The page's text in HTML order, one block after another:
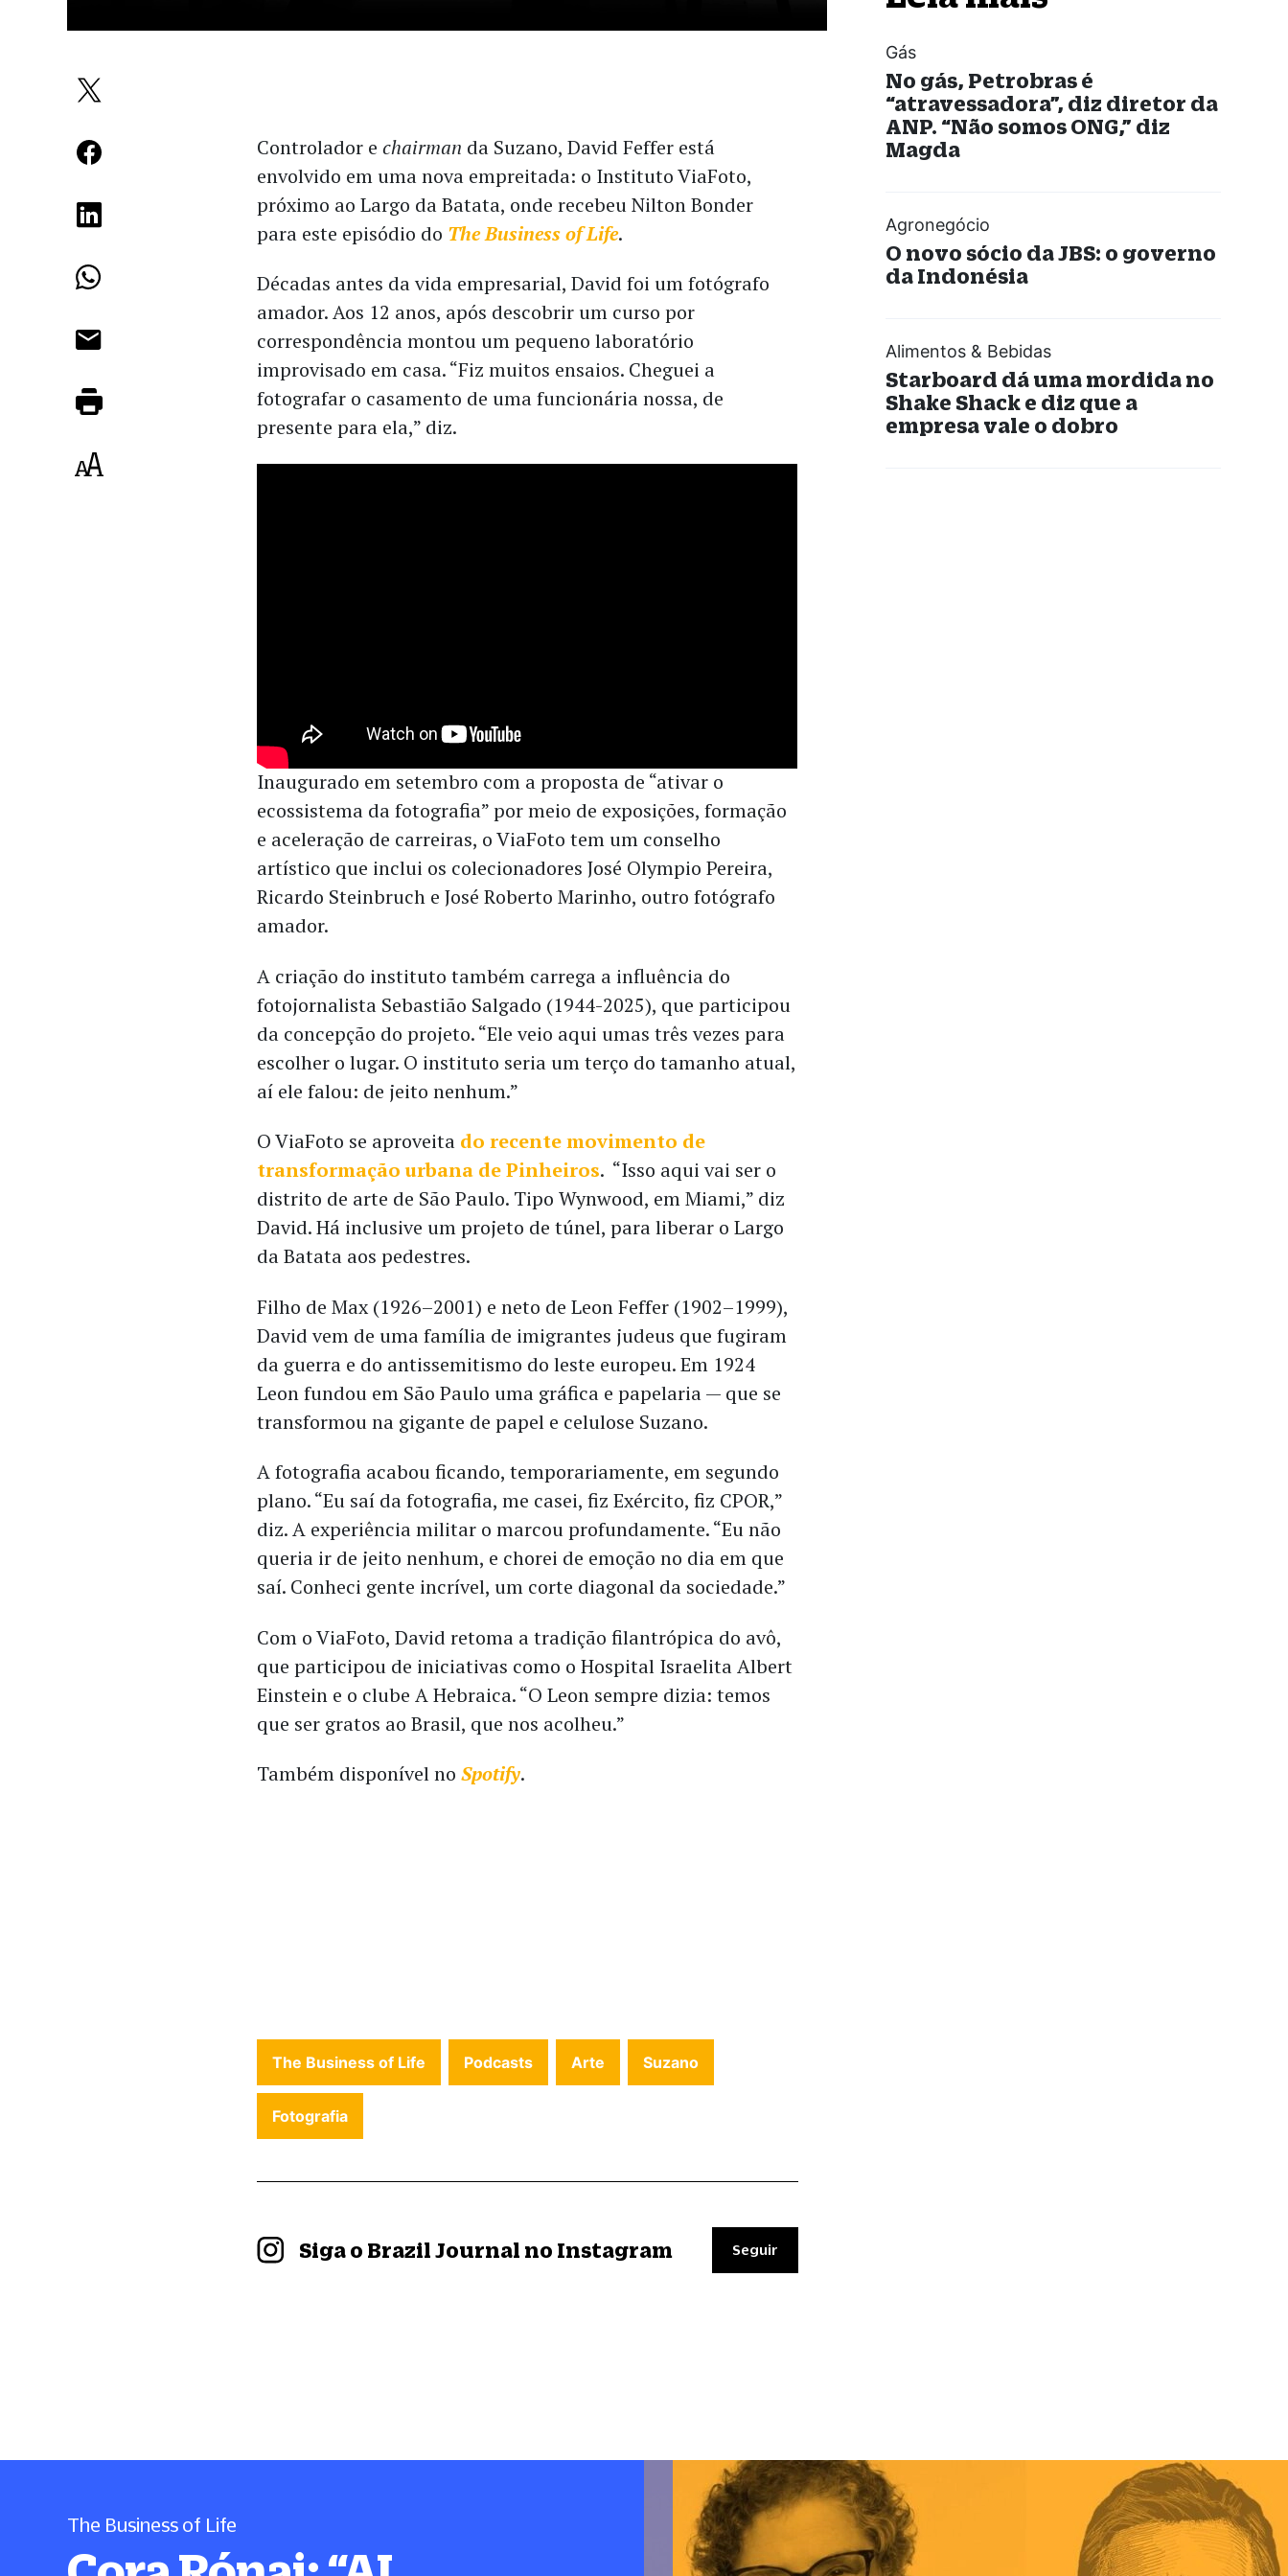
Controlador echairman da Suzano, David Feffer está
envolvido em uma nova empreitada: o Instituto ViaFoto,
próximo ao Largo da Batata, onde recebeu Nilton Bonder
para este episódio do The Business of Life.
Décadas antes da vida empresarial, David foi um fotógrafo
amador. Aos 12 anos, após descobrir um curso por
correspondênciamontou um pequeno laboratório
improvisado em casa. “Fiz muitos ensaios. Cheguei a
fotografar o casamento de uma funcionária nossa, de
presente para ela,” diz.
Inaugurado em setembro com a proposta de “ativar o
ecossistema da fotografia” por meio de exposições, formação
e aceleração de carreiras, o ViaFoto tem um conselho
artístico que inclui os colecionadores José Olympio Pereira,
Ricardo Steinbruch e José Roberto Marinho, outro fotógrafo
amador.
A criação do instituto também carrega a influência do
fotojornalista Sebastião Salgado (1944-2025), que participou
da concepção do projeto. “Ele veio aqui umas três vezes para
escolher o lugar. O instituto seria um terço do tamanho atual,
aí ele falou: de jeito nenhum.”
O ViaFoto se aproveita do recente movimento de
transformação urbana de Pinheiros. “Isso aqui vai ser o
distrito de arte de São Paulo. Tipo Wynwood, em Miami,” diz
David. Há inclusive um projeto de túnel, para liberar o Largo
da Batata aos pedestres.
Filho de Max (1926–2001) e neto de Leon Feffer (1902–1999),
David vem de uma família de imigrantes judeus que fugiram
da guerra e do antissemitismo do leste europeu. Em 1924
Leon fundou em São Paulo uma gráfica e papelaria — que se
transformou na gigante de papel e celulose Suzano.
A fotografia acabou ficando, temporariamente, em segundo
plano. “Eu saí da fotografia, me casei, fiz Exército, fiz CPOR,”
diz. A experiência militar o marcou profundamente. “Eu não
queria ir de jeito nenhum, e chorei de emoção no dia em que
saí. Conheci gente incrível, um corte diagonal da sociedade.”
Com o ViaFoto, David retoma a tradição filantrópica do avô,
que participou de iniciativas como o Hospital Israelita Albert
Einstein e o clube A Hebraica. “O Leon sempre dizia: temos
que ser gratos ao Brasil, que nos acolheu.”
Também disponível noSpotify.
The Business of Life Podcasts Arte Suzano
Fotografia
Siga o Brazil Journal no Instagram Seguir
Gás
No gás, Petrobras é
“atravessadora”, diz diretor da
ANP. “Não somos ONG,” diz
Magda
Agronegócio
O novo sócio da JBS: o governo
da Indonésia
Alimentos & Bebidas
Starboard dá uma mordida no
Shake Shack e diz que a
empresa vale o dobro
The Business of Life